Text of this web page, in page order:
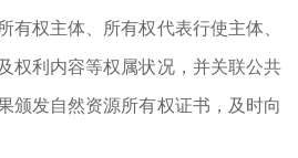
有权主体、所有权代表行使主体、
权利内容等权属状况，并关联公共
颁发自然资源所有权证书，及时向